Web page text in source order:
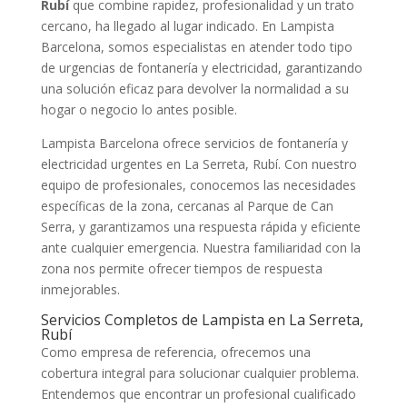
Rubíque combine rapidez, profesionalidad y un trato
cercano, ha llegado al lugar indicado. En Lampista
Barcelona, somos especialistas en atender todo tipo
de urgencias de fontanería y electricidad, garantizando
una solución eficaz para devolver la normalidad a su
hogar o negocio lo antes posible.
Lampista Barcelona ofrece servicios de fontanería y
electricidad urgentes en La Serreta, Rubí. Con nuestro
equipo de profesionales, conocemos las necesidades
específicas de la zona, cercanas al Parque de Can
Serra, y garantizamos una respuesta rápida y eficiente
ante cualquier emergencia. Nuestra familiaridad con la
zona nos permite ofrecer tiempos de respuesta
inmejorables.
Servicios Completos de Lampista en La Serreta,
Rubí
Como empresa de referencia, ofrecemos una
cobertura integral para solucionar cualquier problema.
Entendemos que encontrar un profesional cualificado